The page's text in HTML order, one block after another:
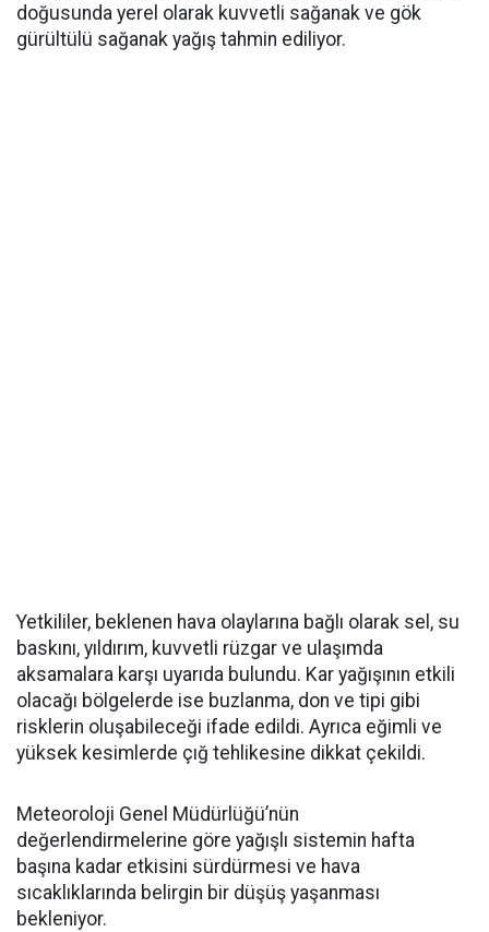
doğusunda yerel olarak kuvvetli sağanak ve gök
gürültülü sağanak yağış tahmin ediliyor.
Yetkililer, beklenen hava olaylarına bağlı olarak sel, su
baskını, yıldırım, kuvvetli rüzgar ve ulaşımda
aksamalara karşı uyarıda bulundu. Kar yağışının etkili
olacağı bölgelerde ise buzlanma, don ve tipi gibi
risklerin oluşabileceği ifade edildi. Ayrıca eğimli ve
yüksek kesimlerde çığ tehlikesine dikkat çekildi.
Meteoroloji Genel Müdürlüğü’nün
değerlendirmelerine göre yağışlı sistemin hafta
başına kadar etkisini sürdürmesi ve hava
sıcaklıklarında belirgin bir düşüş yaşanması
bekleniyor.